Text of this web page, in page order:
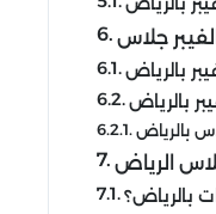
جلاس
بالرياض
بالرياض
الرياض
بالرياض؟